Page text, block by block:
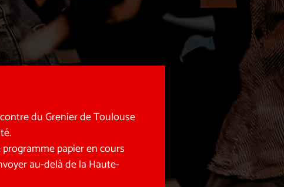
du Grenier de Toulouse
papier en cours
au-delà de la Haute-